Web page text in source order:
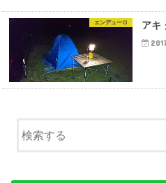
エンデューロ アキ